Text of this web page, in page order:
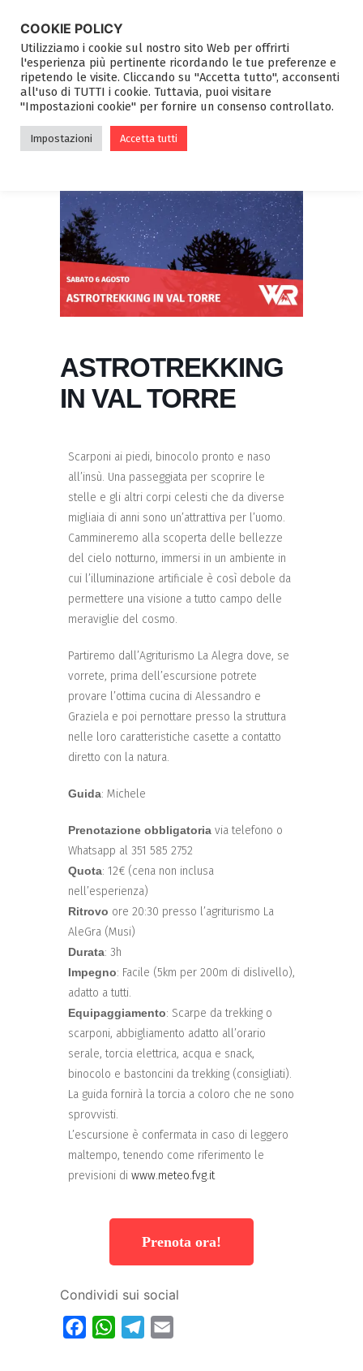
ASTROTREKKING
IN VAL TORRE
Scarponi ai piedi, binocolo pronto e naso
all’insù. Una passeggiata per scoprire le
stelle e gli altri corpi celesti che da diverse
migliaia di anni sono un’attrattiva per l’uomo.
Cammineremo alla scoperta delle bellezze
del cielo notturno, immersi in un ambiente in
cui l’illuminazione artificiale è così debole da
permettere una visione a tutto campo delle
meraviglie del cosmo.
Partiremo dall’Agriturismo La Alegra dove, se
vorrete, prima dell’escursione potrete
provare l’ottima cucina di Alessandro e
Graziela e poi pernottare presso la struttura
nelle loro caratteristiche casette a contatto
diretto con la natura.
Guida: Michele
Prenotazione obbligatoria via telefono o
Whatsapp al 351 585 2752
Quota: 12€ (cena non inclusa
nell’esperienza)
Ritrovo ore 20:30 presso l’agriturismo La
AleGra (Musi)
Durata: 3h
Impegno: Facile (5km per 200m di dislivello),
adatto a tutti.
Equipaggiamento: Scarpe da trekking o
scarponi, abbigliamento adatto all’orario
serale, torcia elettrica, acqua e snack,
binocolo e bastoncini da trekking (consigliati).
La guida fornirà la torcia a coloro che ne sono
sprovvisti.
L’escursione è confermata in caso di leggero
maltempo, tenendo come riferimento le
previsioni di www.meteo.fvg.it
Prenota ora!
Condividi sui social
FacebookWhatsAppTelegram
COOKIE POLICY
Utilizziamo i cookie sul nostro sito Web per offrirti
l'esperienza più pertinente ricordando le tue preferenze e
ripetendo le visite. Cliccando su "Accetta tutto", acconsenti
all'uso di TUTTI i cookie. Tuttavia, puoi visitare
"Impostazioni cookie" per fornire un consenso controllato.
Impostazioni Accetta tutti